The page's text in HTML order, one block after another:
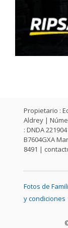
Propietario :
Aldrey |
: DNDA
B7604GXA
8491 |
Fotos de
y condiciones